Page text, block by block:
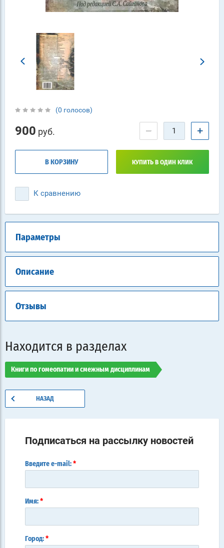
(0 голосов)
900 руб. − +
В КОРЗИНУ КУПИТЬ В ОДИН КЛИК
К сравнению
Параметры
Описание
Отзывы
Находится в разделах
Книги по гомеопатии и смежным дисциплинам
НАЗАД
Подписаться на рассылку новостей
Введите e-mail: *
Имя: *
Город: *